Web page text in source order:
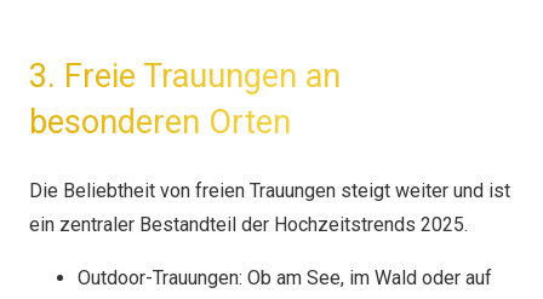
3. Freie Trauungen an
besonderen Orten
Die Beliebtheit von freien Trauungen steigt weiter und ist
ein zentraler Bestandteil der Hochzeitstrends 2025.
Outdoor-Trauungen: Ob am See, im Wald oder auf